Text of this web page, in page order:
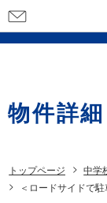
問
せ
物件詳細
トップページ 中学